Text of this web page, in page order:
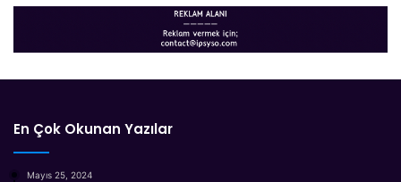
En Çok Okunan Yazılar
Mayıs 25, 2024